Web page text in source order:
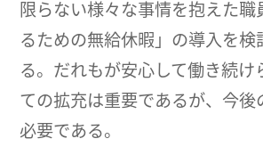
限らない様々な事情を抱えた職
るための無給休暇」の導入を検
る。だれもが安心して働き続け
ての拡充は重要であるが、今
必要である。